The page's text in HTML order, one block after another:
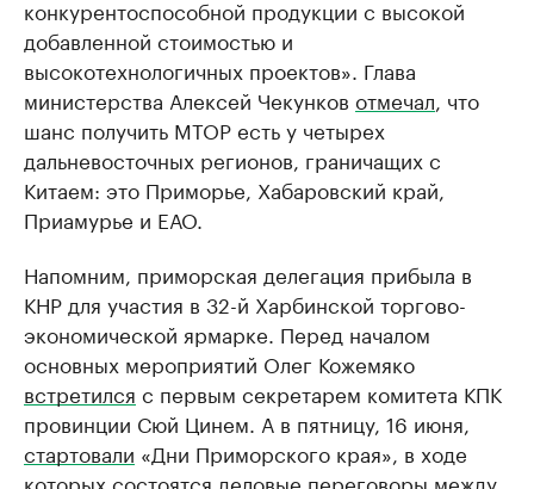
конкурентоспособной продукции с высокой
добавленной стоимостью и
высокотехнологичных проектов». Глава
министерства Алексей Чекунков отмечал , что
шанс получить МТОР есть у четырех
дальневосточных регионов, граничащих с
Китаем: это Приморье, Хабаровский край,
Приамурье и ЕАО.
Напомним, приморская делегация прибыла в
КНР для участия в 32-й Харбинской торгово-
экономической ярмарке. Перед началом
основных мероприятий Олег Кожемяко
встретился с первым секретарем комитета КПК
провинции Сюй Цинем. А в пятницу, 16 июня,
стартовали «Дни Приморского края», в ходе
которых состоятся деловые переговоры между